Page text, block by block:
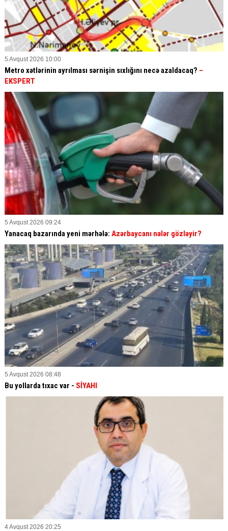
5 Avqust 2026 10:00
Metro xətlərinin ayrılması sərnişin sıxlığını necə azaldacaq? –
EKSPERT
5 Avqust 2026 09:24
Yanacaq bazarında yeni mərhələ: Azərbaycanı nələr gözləyir?
5 Avqust 2026 08:48
Bu yollarda tıxac var - SİYAHI
4 Avqust 2026 20:25